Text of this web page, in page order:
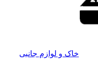
خاک و لوازم جانبی